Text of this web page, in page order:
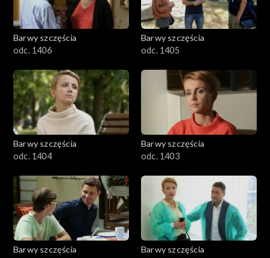
Barwy szczęścia
odc. 1406
Barwy szczęścia
odc. 1405
Barwy szczęścia
odc. 1404
Barwy szczęścia
odc. 1403
Barwy szczęścia
Barwy szczęścia